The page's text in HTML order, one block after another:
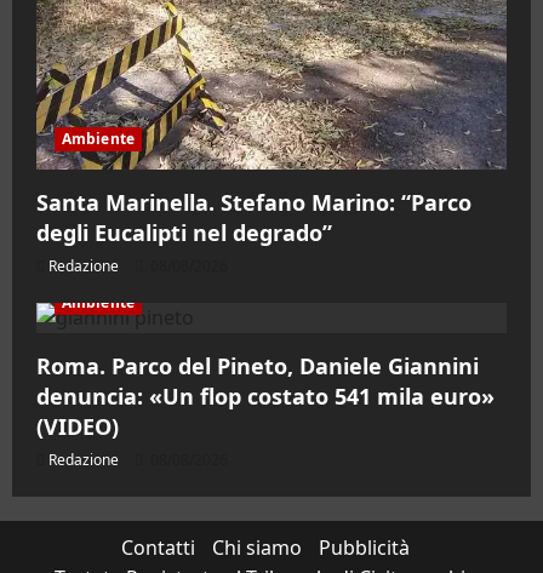
Ambiente
Santa Marinella. Stefano Marino: “Parco
degli Eucalipti nel degrado”
Redazione
Ambiente
Roma. Parco del Pineto, Daniele Giannini
denuncia: «Un flop costato 541 mila euro»
(VIDEO)
Redazione
Contatti Chi siamo
Pubblicità